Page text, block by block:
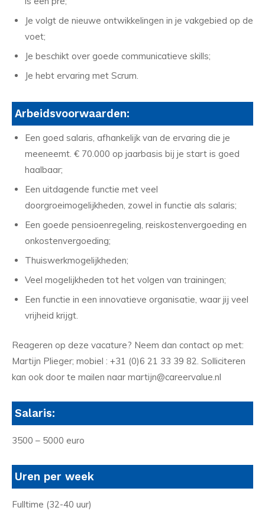
Je volgt de nieuwe ontwikkelingen in je vakgebied op de
voet;
Je beschikt over goede communicatieve skills;
Je hebt ervaring met Scrum.
Arbeidsvoorwaarden:
Een goed salaris, afhankelijk van de ervaring die je
meeneemt. € 70.000 op jaarbasis bij je start is goed
haalbaar;
Een uitdagende functie met veel
doorgroeimogelijkheden, zowel in functie als salaris;
Een goede pensioenregeling, reiskostenvergoeding en
onkostenvergoeding;
Thuiswerkmogelijkheden;
Veel mogelijkheden tot het volgen van trainingen;
Een functie in een innovatieve organisatie, waar jij veel
vrijheid krijgt.
Reageren op deze vacature? Neem dan contact op met:
Martijn Plieger; mobiel : +31 (0)6 21 33 39 82. Solliciteren
kan ook door te mailen naar martijn@careervalue.nl
Salaris:
3500 – 5000 euro
Uren per week
Fulltime (32-40 uur)